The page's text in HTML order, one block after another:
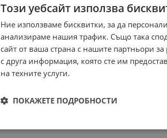
Този уебсайт използва
Ние използваме бисквитки, за да
анализираме нашия трафик. Също така
сайт от ваша страна с нашите партньори
с друга информация, която сте им
на техните услуги.
ПОКАЖЕТЕ ПОДРОБНОСТИ